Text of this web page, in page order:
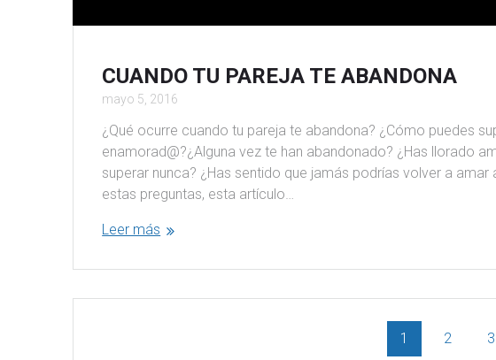
CUANDO TU PAREJA TE ABANDONA
mayo 5, 2016
¿Qué ocurre cuando tu pareja te abandona? ¿Cómo puedes
enamorad@?¿Alguna vez te han abandonado? ¿Has llorado
superar nunca? ¿Has sentido que jamás podrías volver a
estas preguntas, esta artículo…
Leer más
1 2 3